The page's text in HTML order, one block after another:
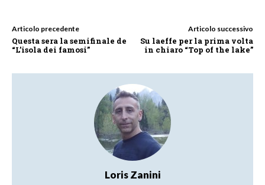
Articolo precedente
Questa sera la semifinale de
“L’isola dei famosi”
Articolo successivo
Su laeffe per la prima volta
in chiaro “Top of the lake”
Loris Zanini